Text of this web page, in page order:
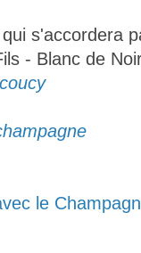
s'accordera
- Blanc de
le